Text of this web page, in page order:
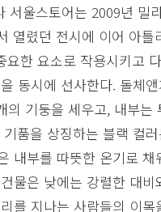
서울스토어는 2009년
열렸던 전시에 이어 아
요한 요소로 작용시키고
동시에 선사한다. 돌체
의 기둥을 세우고, 내부
기품을 상징하는 블랙 컬
내부를 따뜻한 온기로
물은 낮에는 강렬한 대
를 지나는 사람들의 이목